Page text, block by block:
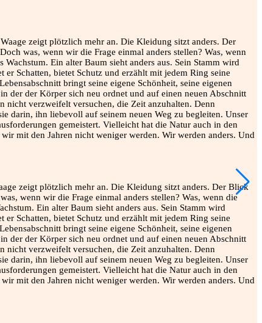
zeigt plötzlich mehr an. Die Kleidung sitzt anders. Der Blick
wenn wir die Frage einmal anders stellen? Was, wenn die
Ein alter Baum sieht anders aus. Sein Stamm wird
Schatten, bietet Schutz und erzählt mit jedem Ring seine
bringt seine eigene Schönheit, seine eigenen
der der Körper sich neu ordnet und auf einen neuen Abschnitt
nicht verzweifelt versuchen, die Zeit anzuhalten. Denn
darin, ihn liebevoll auf seinem neuen Weg zu begleiten. Unser
gemeistert. Vielleicht hat die Natur auch in den
mit den Jahren nicht weniger werden. Wir werden anders. Und